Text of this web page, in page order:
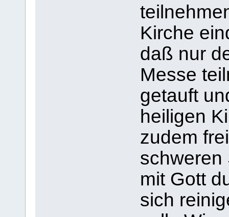
Kirche
daß nur
Messe
getauft
heiligen
zudem
schweren
mit Gott
sich